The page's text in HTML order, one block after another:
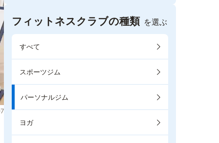
フィットネスクラブの種類 を選ぶ
すべて
スポーツジム
パーソナルジム
ヨガ